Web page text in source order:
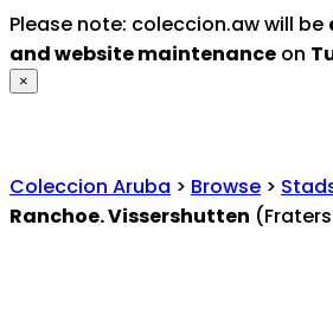
Please note: coleccion.aw will be
and website maintenance on
×
Coleccion Aruba > Browse >
Ranchoe. Vissershutten